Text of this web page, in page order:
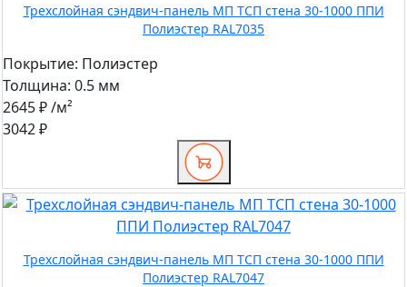
Трехслойная сэндвич-панель МП ТСП стена 30-1000 ППИ
Полиэстер RAL7035
Покрытие: Полиэстер
Толщина: 0.5 мм
2645 ₽/м²
3042 ₽
Трехслойная сэндвич-панель МП ТСП стена 30-1000 ППИ
Полиэстер RAL7047